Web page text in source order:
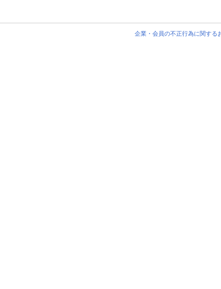
企業・会員の不正行為に関する